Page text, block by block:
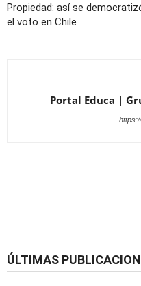
Propiedad: así se
el voto en Chile
Portal Educa |
ÚLTIMAS